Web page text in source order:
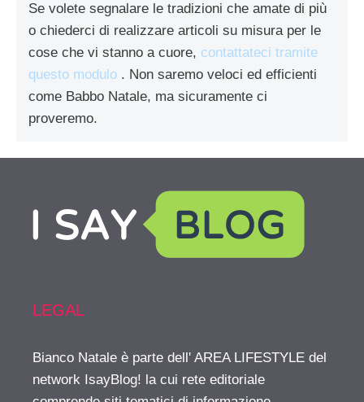
Se volete segnalare le tradizioni che amate di più
o chiederci di realizzare articoli su misura per le
cose che vi stanno a cuore, contattateci tramite
questo modulo . Non saremo veloci ed efficienti
come Babbo Natale, ma sicuramente ci
proveremo.
LEGAL
Bianco Natale è parte dell' AREA LIFESTYLE del
network IsayBlog! la cui rete editoriale